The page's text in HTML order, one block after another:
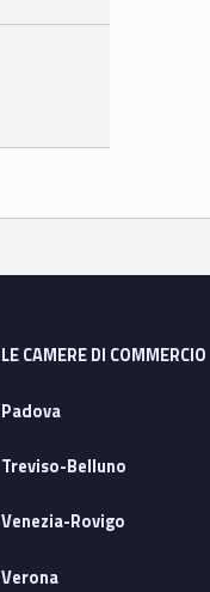
LE CAMERE DI COMMERCIO
Padova
Treviso-Belluno
Venezia-Rovigo
Verona